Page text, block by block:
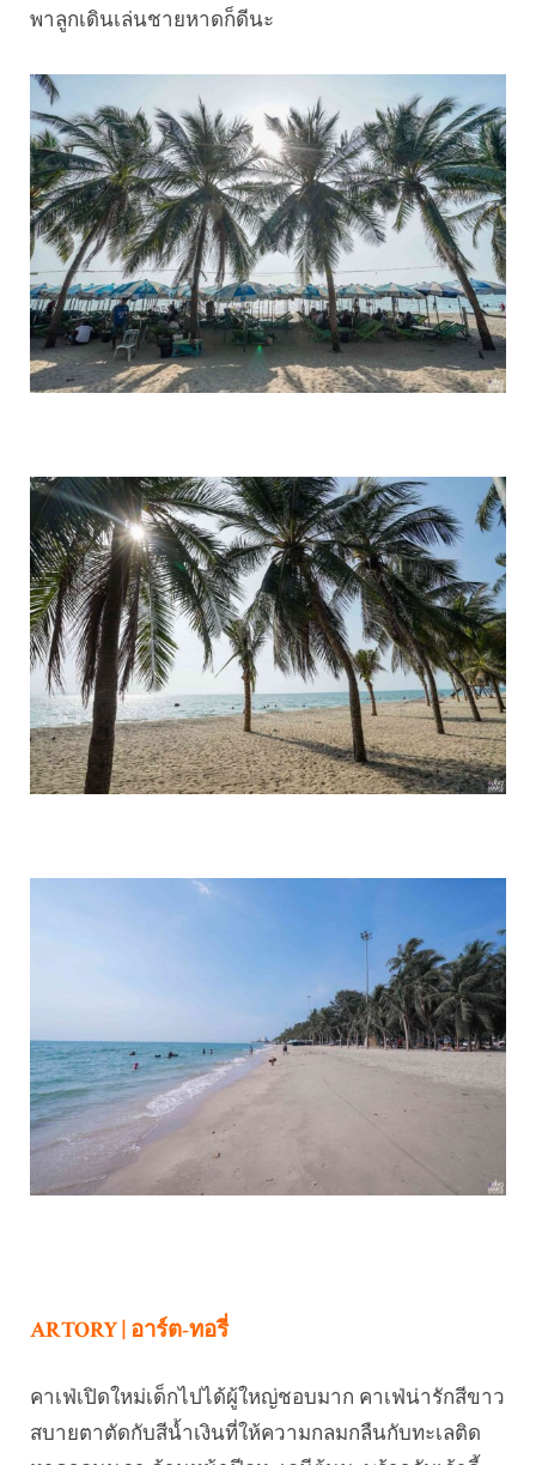
พาลูกเดินเล่นชายหาดก็ดีนะ
ARTORY | อาร์ต-ทอรี่
คาเฟ่เปิดใหม่เด็กไปได้ผู้ใหญ่ชอบมาก คาเฟ่น่ารักสีขาว
สบายตาตัดกับสีน้ำเงินที่ให้ความกลมกลืนกับทะเลติด